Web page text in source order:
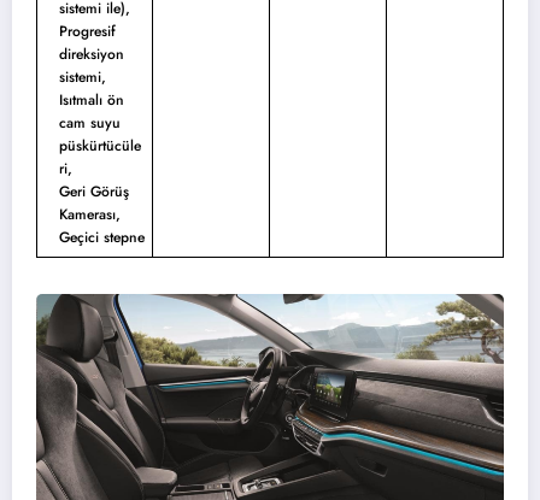
sistemi ile),
Progresif
direksiyon
sistemi,
Isıtmalı ön
cam suyu
püskürtücüle
ri,
Geri Görüş
Kamerası,
Geçici stepne